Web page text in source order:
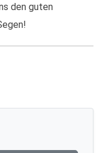
den guten